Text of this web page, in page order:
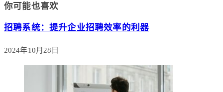
你可能也喜欢
招聘系统：提升企业招聘效率的利器
2024年10月28日